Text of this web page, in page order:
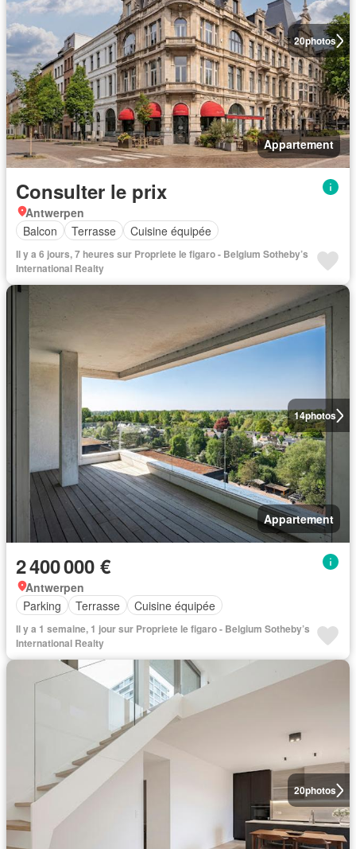
20photos
Appartement
Consulter le prix
Antwerpen
Balcon
Terrasse Cuisine équipée
Il y a 6 jours, 7 heures sur Propriete le figaro - Belgium Sotheby’s
International Realty
14photos
Appartement
2 400 000 €
Antwerpen
Parking
Terrasse Cuisine équipée
Il y a 1 semaine, 1 jour sur Propriete le figaro - Belgium Sotheby’s
International Realty
20photos